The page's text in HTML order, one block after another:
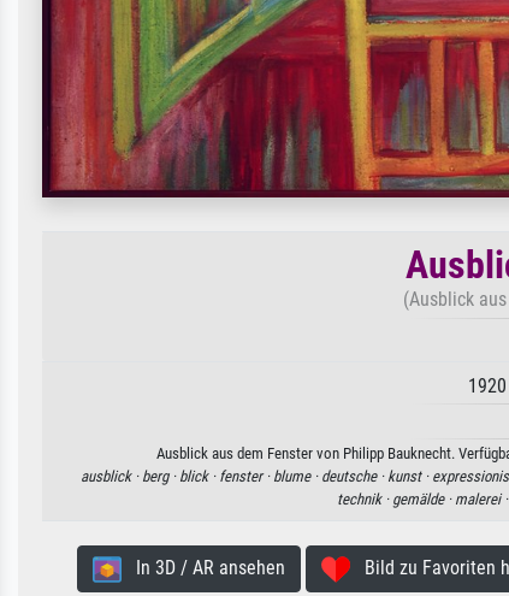
(Ausblick
Ausblick aus dem Fenster von Philipp Bauknecht.
ausblick · berg · blick · fenster · blume · deutsche · kunst ·
technik · gemälde · malerei ·
In 3D / AR ansehen Bild zu Favoriten